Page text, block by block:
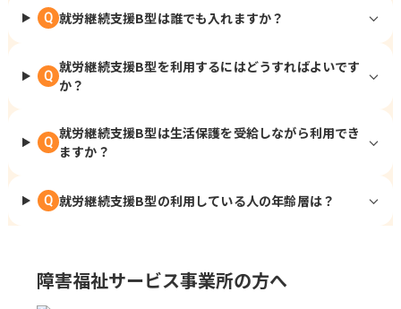
Q 就労継続支援B型は誰でも入れますか？
Q
就労継続支援B型を利用するにはどうすればよいです
か？
Q
就労継続支援B型は生活保護を受給しながら利用でき
ますか？
Q 就労継続支援B型の利用している人の年齢層は？
障害福祉サービス事業所の方へ